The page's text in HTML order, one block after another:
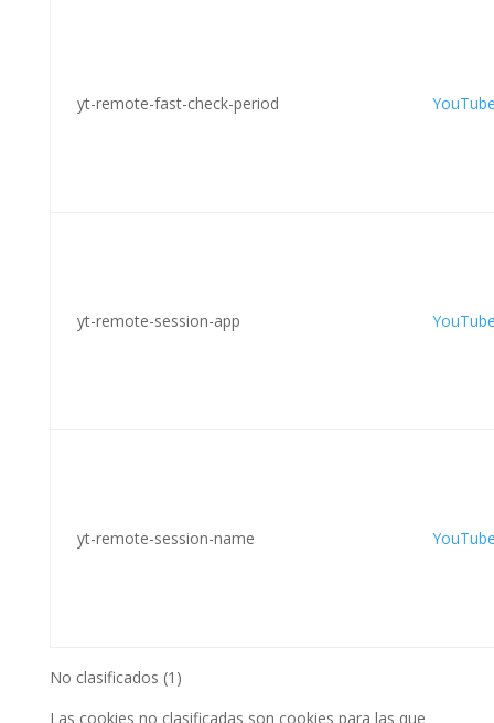
yt-remote-fast-check-period
yt-remote-session-app
yt-remote-session-name
No clasificados (1)
Las cookies no clasificadas son cookies para las que